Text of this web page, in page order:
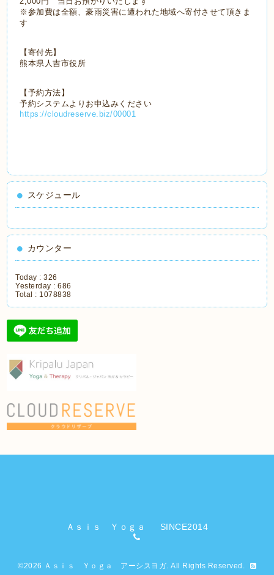
※参加費は全額、豪雨災害に遭われた地域へ寄付させて頂きま
す
【寄付先】
熊本県人吉市役所
【予約方法】
予約システムよりお申込みください
https://cloudreserve.biz/00001
スケジュール
カウンター
Today :326
Yesterday :686
Total : 1078838
Ａｓｉｓ Ｙｏｇａ SINCE2014
©2026 Ａｓｉｓ Ｙｏｇａ アーシスヨガ . All Rights Reserved.